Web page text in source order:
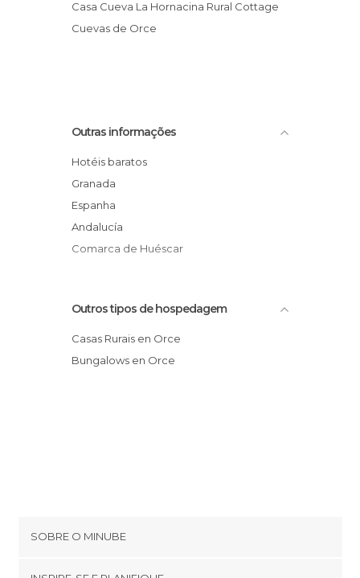
Casa Cueva La Hornacina Rural Cottage
Cuevas de Orce
Outras informações
Hotéis baratos
Granada
Espanha
Andalucía
Comarca de Huéscar
Outros tipos de hospedagem
Casas Rurais en Orce
Bungalows en Orce
SOBRE O MINUBE